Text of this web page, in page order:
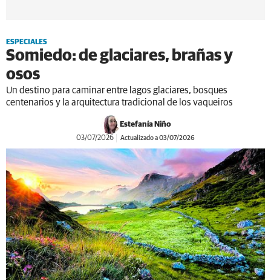
ESPECIALES
Somiedo: de glaciares, brañas y
osos
Un destino para caminar entre lagos glaciares, bosques
centenarios y la arquitectura tradicional de los vaqueiros
Estefanía Niño
03/07/2026 Actualizado a 03/07/2026